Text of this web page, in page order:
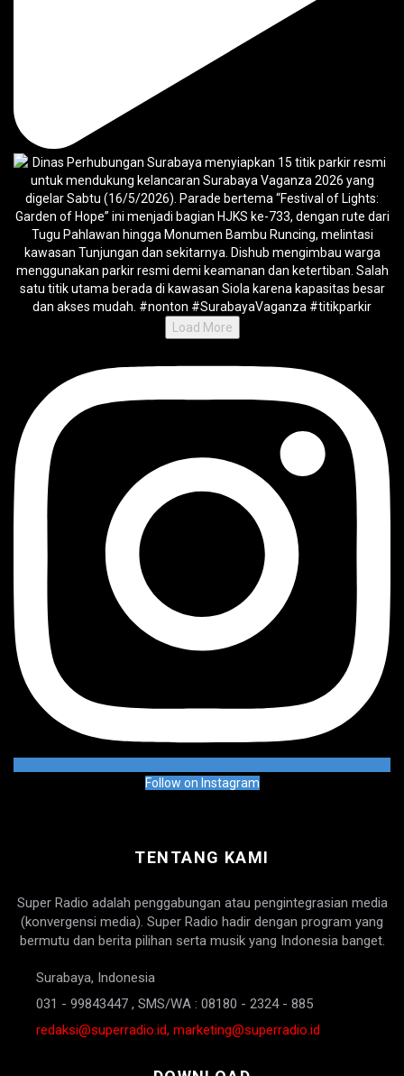
Load More
Follow on Instagram
TENTANG KAMI
Super Radio adalah penggabungan atau pengintegrasian media
(konvergensi media). Super Radio hadir dengan program yang
bermutu dan berita pilihan serta musik yang Indonesia banget.
Surabaya, Indonesia
031 - 99843447 , SMS/WA : 08180 - 2324 - 885
redaksi@superradio.id, marketing@superradio.id